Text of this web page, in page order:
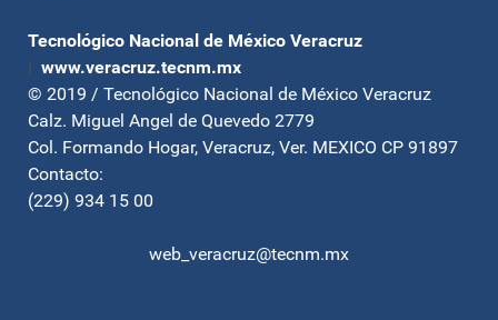
Tecnológico Nacional de México Veracruz
| www.veracruz.tecnm.mx
© 2019 / Tecnológico Nacional de México Veracruz
Calz. Miguel Angel de Quevedo 2779
Col. Formando Hogar, Veracruz, Ver. MEXICO CP 91897
Contacto:
(229) 934 15 00
web_veracruz@tecnm.mx